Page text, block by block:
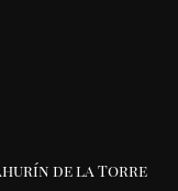
de la Torre